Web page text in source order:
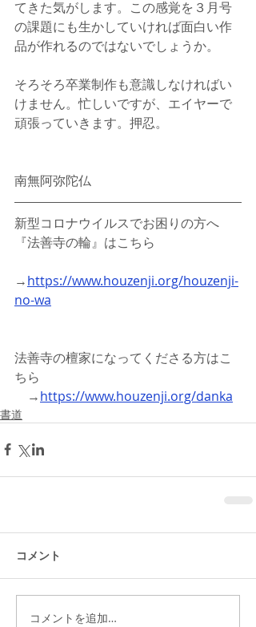
てきた気がします。この感覚を３月号
の課題にも生かしていければ面白い作
品が作れるのではないでしょうか。
そろそろ卒業制作も意識しなければい
けません。忙しいですが、エイヤーで
頑張っていきます。押忍。
南無阿弥陀仏
新型コロナウイルスでお困りの方へ
『法善寺の輪』はこちら
→https://www.houzenji.org/houzenji-
no-wa
法善寺の檀家になってくださる方はこ
ちら
→https://www.houzenji.org/danka
書道
コメント
コメントを追加…